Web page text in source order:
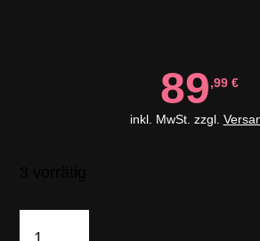
89,99 €
inkl. MwSt. zzgl.